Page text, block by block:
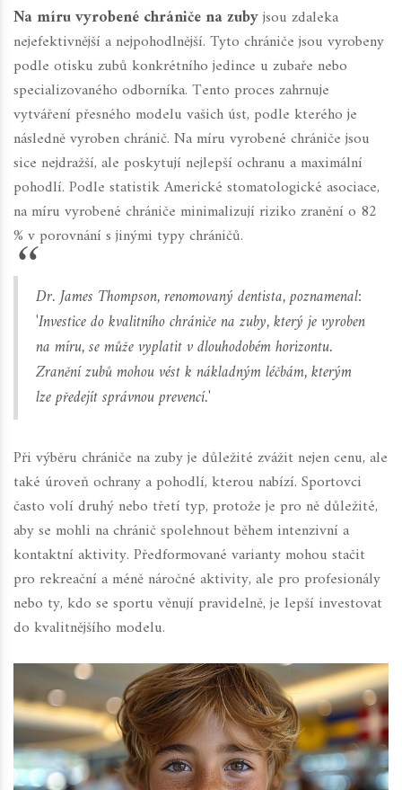
Na míru vyrobené chrániče na zubyjsou zdaleka
nejefektivnější a nejpohodlnější. Tyto chrániče jsou vyrobeny
podle otisku zubů konkrétního jedince u zubaře nebo
specializovaného odborníka. Tento proces zahrnuje
vytváření přesného modelu vašich úst, podle kterého je
následně vyroben chránič. Na míru vyrobené chrániče jsou
sice nejdražší, ale poskytují nejlepší ochranu a maximální
pohodlí. Podle statistik Americké stomatologické asociace,
na míru vyrobené chrániče minimalizují riziko zranění o 82
% v porovnání s jinými typy chráničů.
Dr. James Thompson, renomovaný dentista, poznamenal:
'Investice do kvalitního chrániče na zuby, který je vyroben
na míru, se může vyplatit v dlouhodobém horizontu.
Zranění zubů mohou vést k nákladným léčbám, kterým
lze předejít správnou prevencí.'
Při výběru chrániče na zuby je důležité zvážit nejen cenu, ale
také úroveň ochrany a pohodlí, kterou nabízí. Sportovci
často volí druhý nebo třetí typ, protože je pro ně důležité,
aby se mohli na chránič spolehnout během intenzivní a
kontaktní aktivity. Předformované varianty mohou stačit
pro rekreační a méně náročné aktivity, ale pro profesionály
nebo ty, kdo se sportu věnují pravidelně, je lepší investovat
do kvalitnějšího modelu.